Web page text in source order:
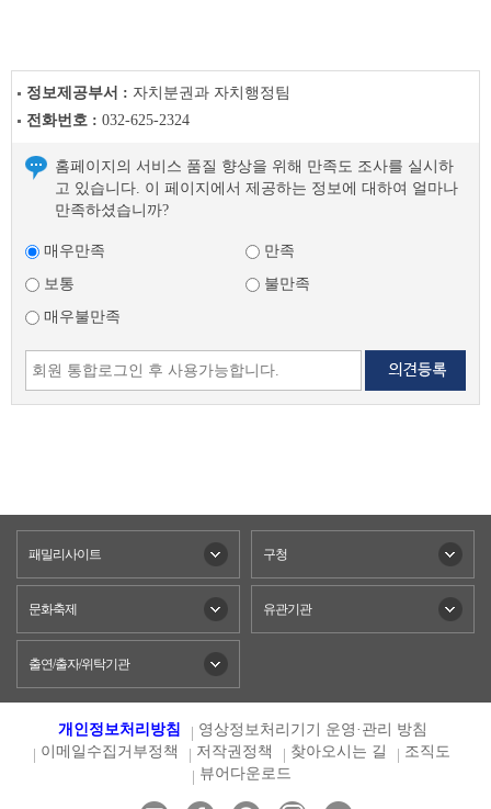
정보제공부서 : 자치분권과 자치행정팀
전화번호 : 032-625-2324
홈페이지의 서비스 품질 향상을 위해 만족도 조사를 실시하
고 있습니다. 이 페이지에서 제공하는 정보에 대하여 얼마나
만족하셨습니까?
매우만족
만족
보통
불만족
매우불만족
패밀리사이트 구청
문화축제 유관기관
출연/출자/위탁기관
개인정보처리방침
영상정보처리기기 운영·관리 방침
이메일수집거부정책
저작권정책 찾아오시는 길
조직도
뷰어다운로드